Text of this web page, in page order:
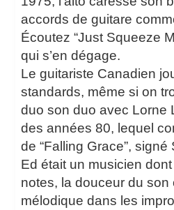
accords de guitare
Écoutez “Just Squeeze
qui s’en dégage.
Le guitariste Canadien
standards, même si on
duo son duo avec Lorne
des années 80, lequel
de “Falling Grace”, signé
Ed était un musicien
notes, la douceur du son
mélodique dans les